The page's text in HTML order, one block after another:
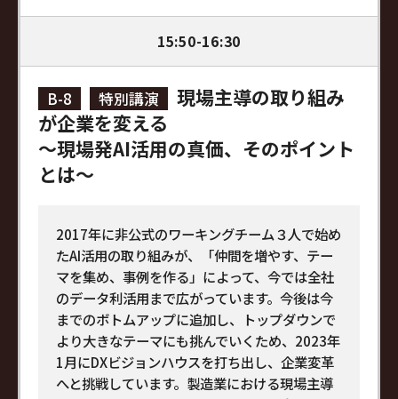
15:50-16:30
B-8 特別講演
現場主導の取り組み
が企業を変える
～現場発AI活用の真価、そのポイント
とは～
2017年に非公式のワーキングチーム３人で始め
たAI活用の取り組みが、「仲間を増やす、テー
マを集め、事例を作る」によって、今では全社
のデータ利活用まで広がっています。今後は今
までのボトムアップに追加し、トップダウンで
より大きなテーマにも挑んでいくため、2023年
1月にDXビジョンハウスを打ち出し、企業変革
へと挑戦しています。製造業における現場主導